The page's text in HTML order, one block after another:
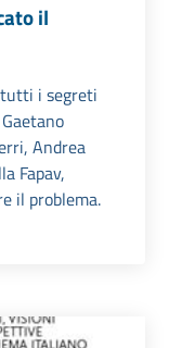
il
i segreti
Andrea
Fapav,
il problema.